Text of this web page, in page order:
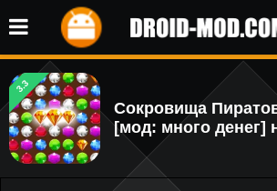
3.3
Сокровища
[мод: много денег]